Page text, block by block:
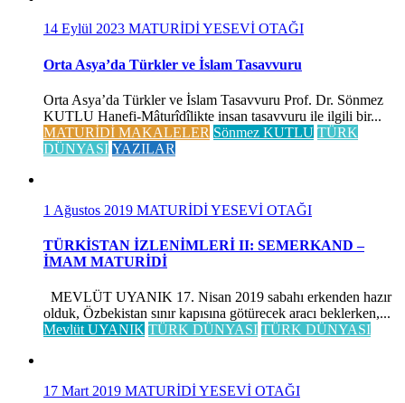
14 Eylül 2023 MATURİDİ YESEVİ OTAĞI
Orta Asya’da Türkler ve İslam Tasavvuru
Orta Asya’da Türkler ve İslam Tasavvuru Prof. Dr. Sönmez
KUTLU Hanefi-Mâturîdîlikte insan tasavvuru ile ilgili bir...
MATURİDİ MAKALELER Sönmez KUTLU TÜRK
DÜNYASI YAZILAR
1 Ağustos 2019 MATURİDİ YESEVİ OTAĞI
TÜRKİSTAN İZLENİMLERİ II: SEMERKAND –
İMAM MATURİDİ
MEVLÜT UYANIK 17. Nisan 2019 sabahı erkenden hazır
olduk, Özbekistan sınır kapısına götürecek aracı beklerken,...
Mevlüt UYANIK TÜRK DÜNYASI TÜRK DÜNYASI
17 Mart 2019 MATURİDİ YESEVİ OTAĞI